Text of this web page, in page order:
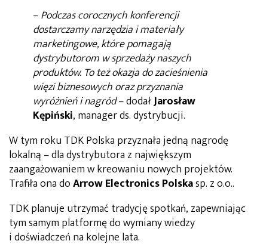
–Podczas corocznych konferencji
dostarczamy narzędzia i materiały
marketingowe, które pomagają
dystrybutorom w sprzedaży naszych
produktów. To też okazja do zacieśnienia
więzi biznesowych oraz przyznania
wyróżnień i nagród– dodałJarosław
Kępiński, manager ds. dystrybucji.
W tym roku TDK Polska przyznała jedną nagrodę
lokalną – dla dystrybutora z największym
zaangażowaniem w kreowaniu nowych projektów.
Trafiła ona doArrow Electronics Polskasp. z o.o..
TDK planuje utrzymać tradycję spotkań, zapewniając
tym samym platformę do wymiany wiedzy
i doświadczeń na kolejne lata.